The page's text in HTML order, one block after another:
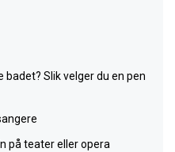
badet? Slik velger du en pen
på teater eller opera